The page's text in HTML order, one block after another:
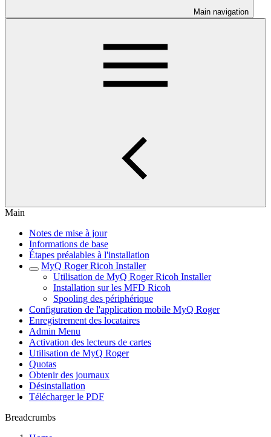
Main navigation
Main
Notes de mise à jour
Informations de base
Étapes préalables à l'installation
MyQ Roger Ricoh Installer
Utilisation de MyQ Roger Ricoh Installer
Installation sur les MFD Ricoh
Spooling des périphérique
Configuration de l'application mobile MyQ Roger
Enregistrement des locataires
Admin Menu
Activation des lecteurs de cartes
Utilisation de MyQ Roger
Quotas
Obtenir des journaux
Désinstallation
Télécharger le PDF
Breadcrumbs